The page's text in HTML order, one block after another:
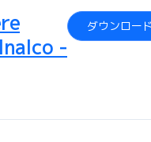
-
ダウンロー